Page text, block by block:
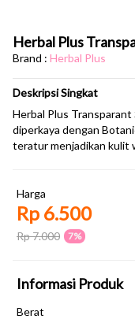
Herbal Plus
Brand : Herbal Plus
Deskripsi Singkat
Herbal Plus
diperkaya dengan
teratur menjadikan kulit
Harga
Rp 6.500
Rp 7.000 7%
Informasi Produk
Berat